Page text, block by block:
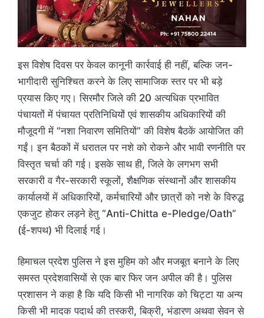
इस विशेष दिवस पर केवल कानूनी कार्रवाई ही नहीं, बल्कि जन-
भागीदारी सुनिश्चित करने के लिए सामाजिक स्तर पर भी बड़े
प्रयास किए गए। सिरमौर जिले की 20 अत्यधिक प्रभावित
पंचायतों में पंचायत प्रतिनिधियों एवं शासकीय अधिकारियों की
मौजूदगी में “नशा निवारण समितियों” की विशेष बैठकें आयोजित की
गईं। इन बैठकों में धरातल पर नशे को रोकने और भावी रणनीति पर
विस्तृत चर्चा की गई। इसके साथ ही, जिले के लगभग सभी
सरकारी व गैर-सरकारी स्कूलों, शैक्षणिक संस्थानों और शासकीय
कार्यालयों में अधिकारियों, कर्मचारियों और छात्रों को नशे के विरुद्ध
एकजुट होकर लड़ने हेतु “Anti-Chitta e-Pledge/Oath”
(ई-शपथ) भी दिलाई गई।
हिमाचल प्रदेश पुलिस ने इस मुहिम को और मजबूत बनाने के लिए
समस्त प्रदेशवासियों से एक बार फिर जन अपील की है। पुलिस
प्रशासन ने कहा है कि यदि किसी भी नागरिक को चिट्टा या अन्य
किसी भी मादक पदार्थ की तस्करी, बिक्री, भंडारण अथवा सेवन से